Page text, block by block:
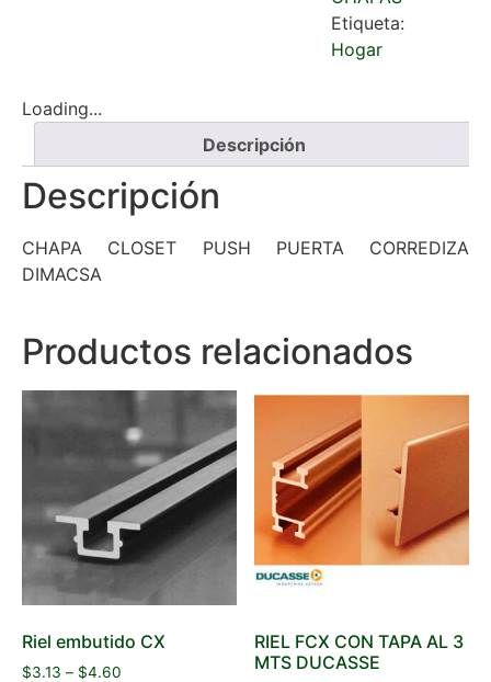
Etiqueta:
Hogar
Loading...
Descripción
Descripción
CHAPA CLOSET PUSH PUERTA CORREDIZA
DIMACSA
Productos relacionados
Riel embutido CX
$3.13 – $4.60
RIEL FCX CON TAPA AL 3
MTS DUCASSE